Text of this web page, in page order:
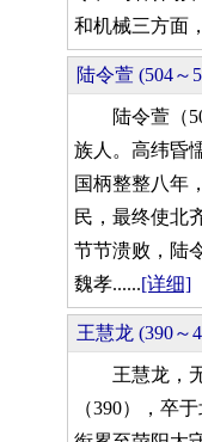
和机械三方面
陆令萱 (504～
陆令萱（
族人。高纬昏
国柄整整八年
民，最终使北
节节溃败，陆
魏孝......[详细]
王慧龙 (390～
王慧龙，无
（390），卒